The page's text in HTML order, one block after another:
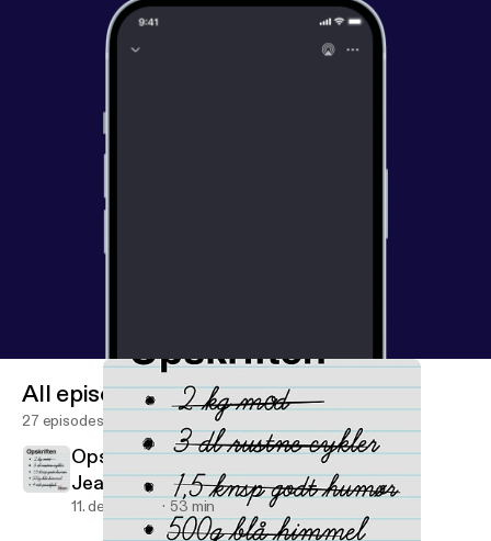
All episodes
27 episodes
Opskriften på at blive stjerneatlet med
Jeanette Ottesen
11. dec. 2023 53 min